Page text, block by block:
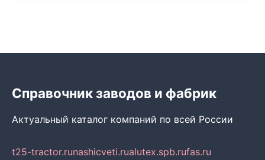
Справочник заводов и фабрик
Актуальный каталог компаний по всей России
t25-tractor.runashicveti.rualutex.spb.rufas.ru